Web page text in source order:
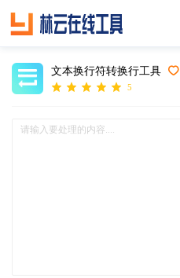
文本换行符转换行工具
5